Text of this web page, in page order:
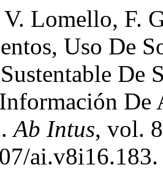
V. Lomello, F.
Uso De
De
De
Ab Intus, vol.
ai.v8i16.183.